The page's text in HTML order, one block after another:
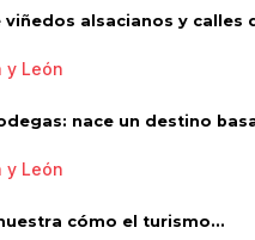
alsacianos y calles
y León
nace un destino
y León
cómo el turismo...